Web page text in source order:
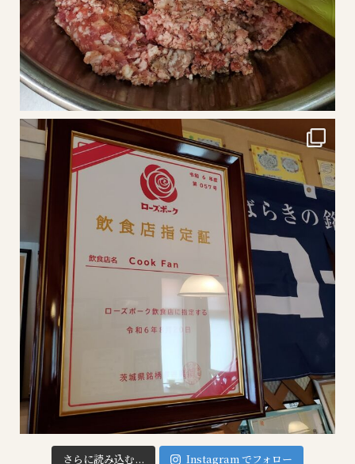
さらに読み込む... Instagram でフォロー